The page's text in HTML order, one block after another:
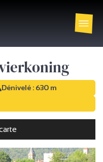
Dénivelé : 630 m